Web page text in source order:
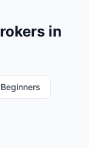
in
Beginners